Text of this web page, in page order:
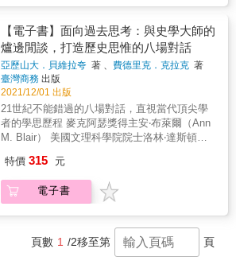
價值信念，都不是天上掉下來的禮物，而戰
各地的衝突、偏見、歧視，也不是什麼偶然或
意外，其原因和種種影響，只有在歷史裡才可
以理解。 歷史的價值就在於：我們可以認識
到，作為獨立的存有者以及整體人類，在過去
兩百五十年來，尤其是過去七十年來，在啟蒙
運動的影響下，在汲取了種種歷史經驗之後，
人類是如何演進的。 至於十個歷史教訓，則
是： 一、遺忘歷史會蒙蔽你的雙眼。 二、只有
夠理解它們。 三、我們必須對抗非理性。 四、
不平等會摧毀繁榮的基礎。 五、任何質疑政教
分離的人，都是在破壞自由秩序。 六、進步會
對抗民粹主義者以及自稱的救世主。 八、人權
和文化或歷史的條件無關。 九、世界不會自動
教不斷意圖插手俗世社會，真正的兩性平權仍
然長夜漫漫，貧富差距持續擴大，種種不平等
依舊阻礙社會流動。進步會不斷地大步向前，
但是世界並不會自動成為和平而和諧的地方，
我們必須相信理性的力量，從歷史當中記取教
訓，捍衛民主的價值，勇敢決定我們自己的未
來。 慕尼黑大學當代史教授馬格努斯‧布萊希特
肯在大學裡開了一門當代史討論課，讓學生們
認真思考歷史的價值是什麼，並且引導學生們
從歷史的眼光探究當代世界的種種問題。這本
引領讀者認識到，現在世界的文明成就和種種
價值信念，都不是天上掉下來的禮物，而戰
爭、傾軋和種種不義，乃至於仍然橫行於世界
各地的衝突、偏見、歧視，也不是什麼偶然或
意外，其原因和種種影響，只有在歷史裡才可
【電子書】面向過去思考：與史學大師的
爐邊閒談，打造歷史思惟的八場對話
亞歷山大．貝維拉夸 著 、費德里克．克拉克 著
臺灣商務 出版
2021/12/01 出版
21世紀不能錯過的八場對話，直視當代頂尖學
者的學思歷程 麥克阿瑟獎得主安‧布萊爾（Ann
M. Blair） 美國文理科學院院士洛林‧達斯頓
艾爾曼（Benjamin Elman）； 波薩獎得主安東
尼‧格拉夫頓（Anthony Grafton）； 塞雷納獎
章得主吉爾‧克雷耶（Jill Kraye）； 麥克阿瑟獎
（Jean-Louis Quantin）； 劍橋學派政治思想
史創始人昆丁‧史金納（Quentin Skinner） 八場
特價 315 元
電子書
頁數 1 /2移至第 頁